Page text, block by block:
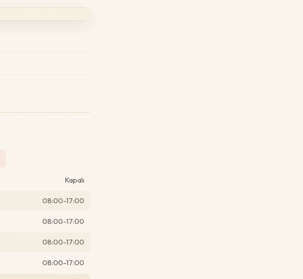
Kapalı
08:00-17:00
08:00-17:00
08:00-17:00
08:00-17:00